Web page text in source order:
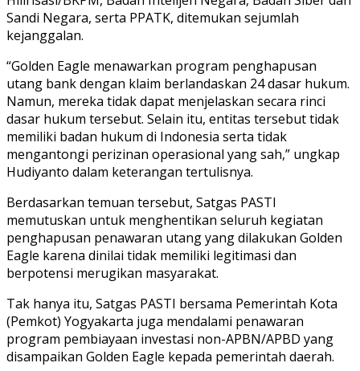
Sandi Negara, serta PPATK, ditemukan sejumlah
kejanggalan.
“Golden Eagle menawarkan program penghapusan
utang bank dengan klaim berlandaskan 24 dasar hukum.
Namun, mereka tidak dapat menjelaskan secara rinci
dasar hukum tersebut. Selain itu, entitas tersebut tidak
memiliki badan hukum di Indonesia serta tidak
mengantongi perizinan operasional yang sah,” ungkap
Hudiyanto dalam keterangan tertulisnya.
Berdasarkan temuan tersebut, Satgas PASTI
memutuskan untuk menghentikan seluruh kegiatan
penghapusan penawaran utang yang dilakukan Golden
Eagle karena dinilai tidak memiliki legitimasi dan
berpotensi merugikan masyarakat.
Tak hanya itu, Satgas PASTI bersama Pemerintah Kota
(Pemkot) Yogyakarta juga mendalami penawaran
program pembiayaan investasi non-APBN/APBD yang
disampaikan Golden Eagle kepada pemerintah daerah.